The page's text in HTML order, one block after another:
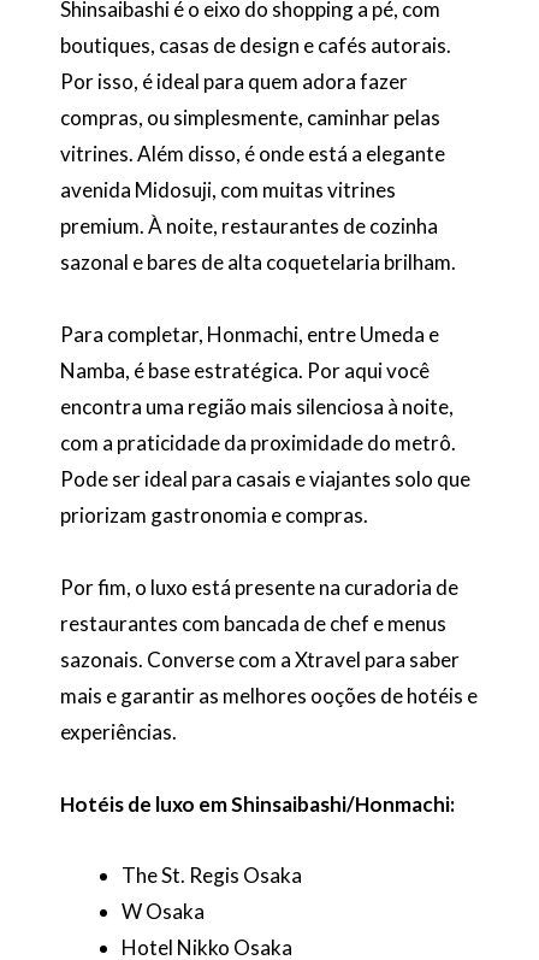
Shinsaibashi é o eixo do shopping a pé, com
boutiques, casas de design e cafés autorais.
Por isso, é ideal para quem adora fazer
compras, ou simplesmente, caminhar pelas
vitrines. Além disso, é onde está a elegante
avenida Midosuji, com muitas vitrines
premium. À noite, restaurantes de cozinha
sazonal e bares de alta coquetelaria brilham.
Para completar, Honmachi, entre Umeda e
Namba, é base estratégica. Por aqui você
encontra uma região mais silenciosa à noite,
com a praticidade da proximidade do metrô.
Pode ser ideal para casais e viajantes solo que
priorizam gastronomia e compras.
Por fim, o luxo está presente na curadoria de
restaurantes com bancada de chef e menus
sazonais. Converse com a Xtravel para saber
mais e garantir as melhores ooções de hotéis e
experiências.
Hotéis de luxo em Shinsaibashi/Honmachi:
The St. Regis Osaka
W Osaka
Hotel Nikko Osaka